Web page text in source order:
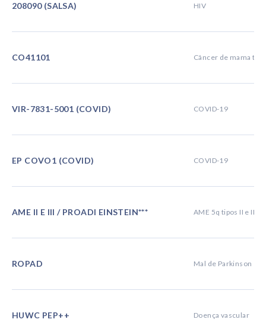
208090 (SALSA) HIV
CO41101 Câncer de mama
VIR-7831-5001 (COVID) COVID-19
EP COVO1 (COVID) COVID-19
AME II E III / PROADI EINSTEIN*** AME 5q tipos II e III
ROPAD Mal de Parkinson
HUWC PEP++ Doença vascular